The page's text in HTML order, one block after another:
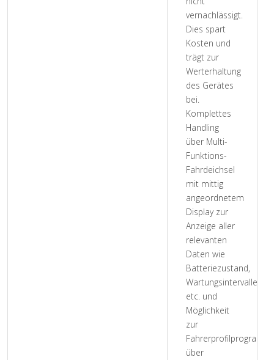
vernachlässigt.
Dies spart
Kosten und
trägt zur
Werterhaltung
des Gerätes
bei.
Komplettes
Handling
über Multi-
Funktions-
Fahrdeichsel
mit mittig
angeordnetem
Display zur
Anzeige aller
relevanten
Daten wie
Batteriezustand,
Wartungsintervalle,
etc. und
Möglichkeit
zur
über